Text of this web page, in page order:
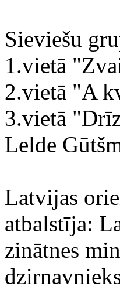
Sieviešu
1.vietā
2.vietā "A
3.vietā
Lelde
Latvijas
atbalstīja:
zinātnes